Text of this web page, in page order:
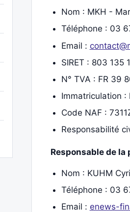
Nom : MKH -
Téléphone : 03
Email :
SIRET : 803 135
N° TVA : FR 39
Immatriculation :
Code NAF :
Responsabilité
Responsable de
Nom : KUHM
Téléphone : 03
Email : enews-